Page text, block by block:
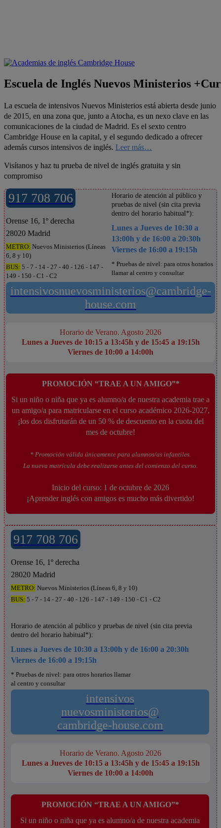
Escuela de Inglés Nuevos Ministerios +Cur
La escuela de intensivos Nuevos Ministerios está abierta desde junio
de 2015, en una zona que, junto a Atocha, es un nexo clave en las
comunicaciones de la ciudad de Madrid. Es el sexto centro
Cambridge House en la capital, y el segundo dedicado a ofrecer
además cursos intensivos de inglés. Leer más…
Visítanos y haz tu prueba de nivel de inglés gratuita y sin
compromiso
917 708 706
Orense 16, 1º derecha
28020 Madrid
METRO: Nuevos Ministerios (Líneas
6, 8 y 10)
BUS: 5 - 7 - 14 - 27 - 40 - 126 - 147 -
149 - 150 - C1 - C2
Horario de atención al público y
pruebas de nivel (sin cita previa
dentro del horario habitual*):
Lunes a Jueves de 10:30 a
13:00h y de 16:00 a 20:30h
Viernes de 16:00 a 19:15h
* Pruebas de nivel: para otros horarios
llamar al centro y consultar
intensivosnuevosministerios@cambridge-
house.com
Horario de Verano. Agosto 2026
Lunes a Jueves de 10:15 a 13:45h y de 15:45 a 19:15h
Viernes de 10:00 a 14:00h
PROMOCIÓN “TRAE A UN AMIGO”*
Si un niño o niña que ya es alumno/a de nuestra academia trae a
un amigo/a para matricularse en el curso académico 2026-2027,
¡los dos disfrutarán de un 50 % de descuento en la cuota del
mes de octubre!
* Promoción válida únicamente para alumnos/as infantiles.
La nueva matrícula debe realizarse antes del comienzo del curso.
Inicio del curso: 1 de octubre de 2026
¡Aprender inglés con amigos es mucho más divertido!
917 708 706
Orense 16, 1º derecha
28020 Madrid
METRO: Nuevos Ministerios (Líneas 6, 8 y 10)
BUS: 5 - 7 - 14 - 27 - 40 - 126 - 147 - 149 - 150 - C1 - C2
Horario de atención al público y pruebas de nivel (sin cita previa
dentro del horario habitual*):
Lunes a Jueves de 10:30 a 13:00h y de 16:00 a 20:30h
Viernes de 16:00 a 19:15h
* Pruebas de nivel: para otros horarios llamar
al centro y consultar
intensivos
nuevosministerios@
cambridge-house.com
Horario de Verano. Agosto 2026
Lunes a Jueves de 10:15 a 13:45h y de 15:45 a 19:15h
Viernes de 10:00 a 14:00h
PROMOCIÓN “TRAE A UN AMIGO”*
Si un niño o niña que ya es alumno/a de nuestra academia